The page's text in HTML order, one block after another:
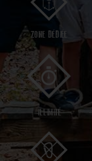
ZONE DÉDIÉE
ILLIMITÉ